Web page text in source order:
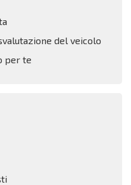
del veicolo
per te